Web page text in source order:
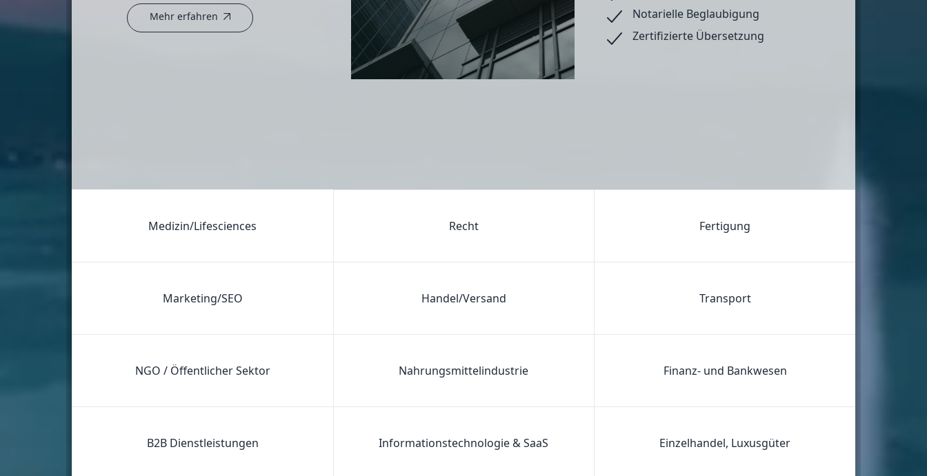
Mehr erfahren
Notarielle Beglaubigung
Zertifizierte Übersetzung
Medizin/Lifesciences Recht Fertigung
Marketing/SEO Handel/Versand Transport
NGO / Öffentlicher Sektor Nahrungsmittelindustrie Finanz- und Bankwesen
B2B Dienstleistungen Informationstechnologie & SaaS Einzelhandel, Luxusgüter